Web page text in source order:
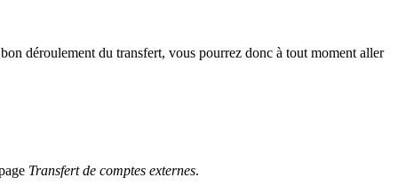
déroulement du transfert, vous pourrez donc à tout moment aller
Transfert de comptes externes.